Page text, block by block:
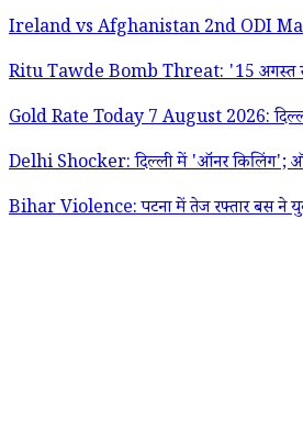
Ireland vs Afghanistan 2nd ODI Match
Ritu Tawde Bomb Threat: '15 अगस्त से
Gold Rate Today 7 August 2026:
Delhi Shocker: दिल्ली में 'ऑनर किलिंग'; ऑनर
Bihar Violence: पटना में तेज रफ्तार बस ने